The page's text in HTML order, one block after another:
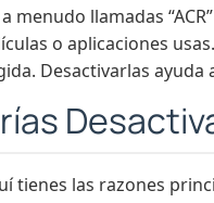
menudo llamadas
o aplicaciones
Desactivarlas
tienes las razones